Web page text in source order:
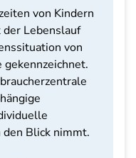
von Kindern
Lebenslauf
von
gekennzeichnet.
den Blick nimmt.